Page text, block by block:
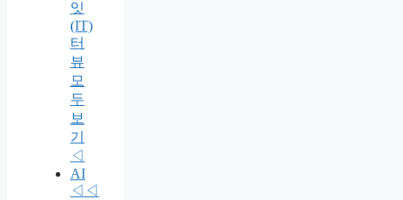
잇
(IT)
터
뷰
모
두
보
기
◁
AI
◁◁